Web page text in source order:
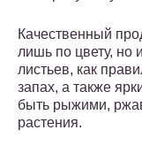
Качественный
лишь по цвету, но
листьев, как
запах, а также
быть рыжими,
растения.